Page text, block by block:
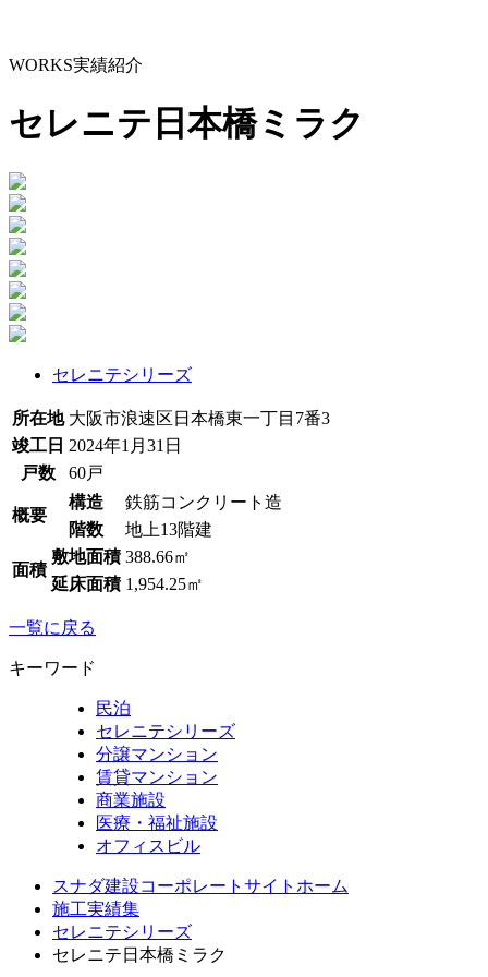
WORKS実績紹介
セレニテ日本橋ミラク
セレニテシリーズ
所在地 大阪市浪速区日本橋東一丁目7番3
竣工日 2024年1月31日
戸数
60戸
概要
構造
鉄筋コンクリート造
階数
地上13階建
面積
敷地面積 388.66㎡
延床面積 1,954.25㎡
一覧に戻る
キーワード
民泊
セレニテシリーズ
分譲マンション
賃貸マンション
商業施設
医療・福祉施設
オフィスビル
スナダ建設コーポレートサイトホーム
施工実績集
セレニテシリーズ
セレニテ日本橋ミラク